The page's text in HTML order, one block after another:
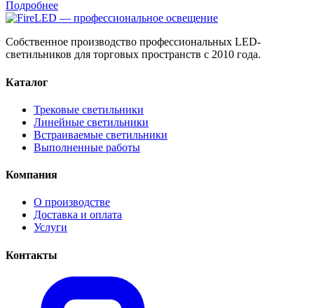
Подробнее
Собственное производство профессиональных LED-
светильников для торговых пространств с 2010 года.
Каталог
Трековые светильники
Линейные светильники
Встраиваемые светильники
Выполненные работы
Компания
О производстве
Доставка и оплата
Услуги
Контакты